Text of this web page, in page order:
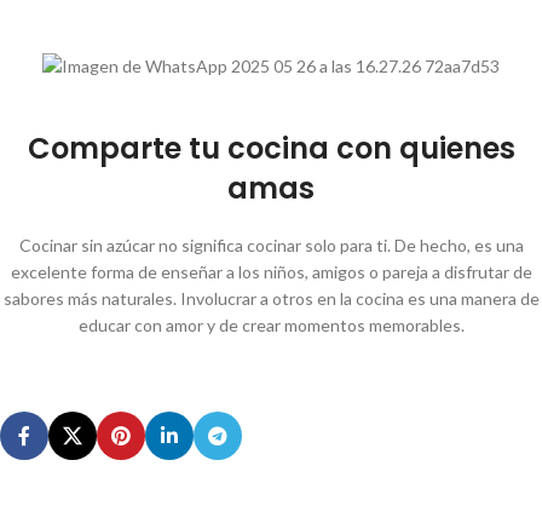
Comparte tu cocina con quienes
amas
Cocinar sin azúcar no significa cocinar solo para ti. De hecho, es una
excelente forma de enseñar a los niños, amigos o pareja a disfrutar de
sabores más naturales. Involucrar a otros en la cocina es una manera de
educar con amor y de crear momentos memorables.